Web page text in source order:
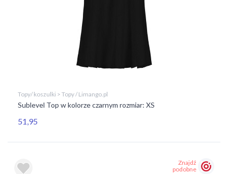
Topy/ koszulki > Topy / Limango.pl
Sublevel Top w kolorze czarnym rozmiar: XS
51,95
Znajdź
podobne